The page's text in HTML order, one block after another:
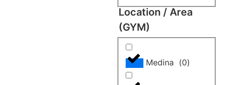
Location / Area
(GYM)
Medina (0)